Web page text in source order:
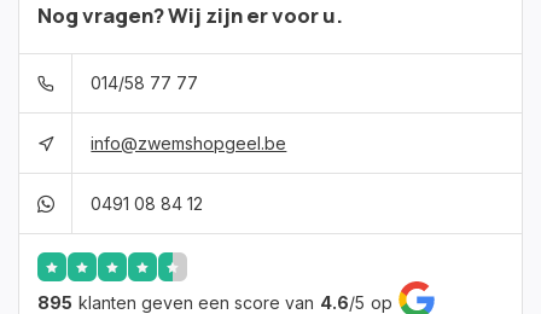
Nog vragen? Wij zijn er voor u.
014/58 77 77
info@zwemshopgeel.be
0491 08 84 12
895 klanten geven een score van 4.6/5 op